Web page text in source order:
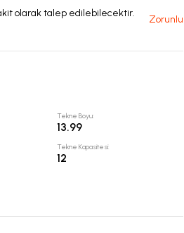
olarak talep edilebilecektir.
Zorunlu
Tekne Boyu:
13.99
Tekne Kapasitesi:
12